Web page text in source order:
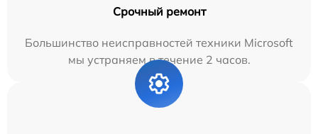
Срочный ремонт
Большинство неисправностей техники Microsoft
мы устраняем в течение 2 часов.